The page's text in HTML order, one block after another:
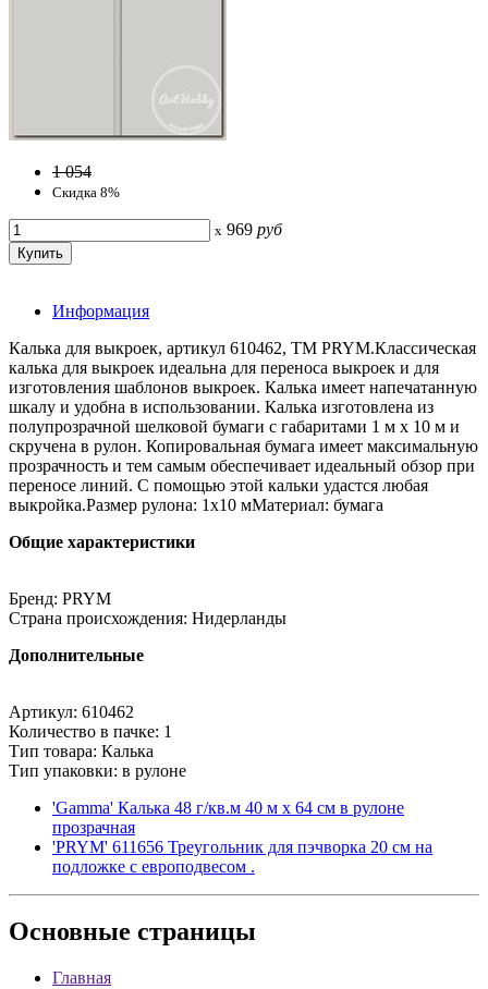
1 054
Скидка 8%
x 969 руб
Информация
Калька для выкроек, артикул 610462, ТМ PRYM.Классическая
калька для выкроек идеальна для переноса выкроек и для
изготовления шаблонов выкроек. Калька имеет напечатанную
шкалу и удобна в использовании. Калька изготовлена из
полупрозрачной шелковой бумаги с габаритами 1 м x 10 м и
скручена в рулон. Копировальная бумага имеет максимальную
прозрачность и тем самым обеспечивает идеальный обзор при
переносе линий. С помощью этой кальки удастся любая
выкройка.Размер рулона: 1х10 мМатериал: бумага
Общие характеристики
Бренд: PRYM
Страна происхождения: Нидерланды
Дополнительные
Артикул: 610462
Количество в пачке: 1
Тип товара: Калька
Тип упаковки: в рулоне
'Gamma' Калька 48 г/кв.м 40 м х 64 см в рулоне
прозрачная
'PRYM' 611656 Треугольник для пэчворка 20 см на
подложке с европодвесом .
Основные страницы
Главная